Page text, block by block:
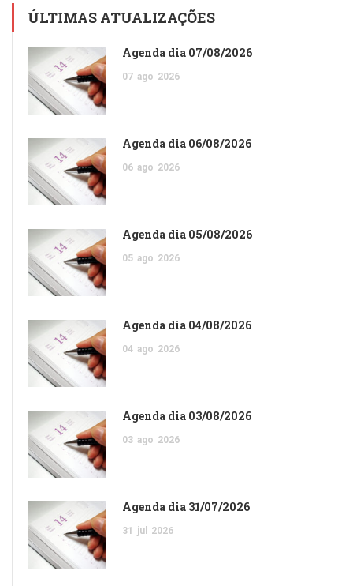
ÚLTIMAS ATUALIZAÇÕES
Agenda dia 07/08/2026
07 ago 2026
Agenda dia 06/08/2026
06 ago 2026
Agenda dia 05/08/2026
05 ago 2026
Agenda dia 04/08/2026
04 ago 2026
Agenda dia 03/08/2026
03 ago 2026
Agenda dia 31/07/2026
31 jul 2026